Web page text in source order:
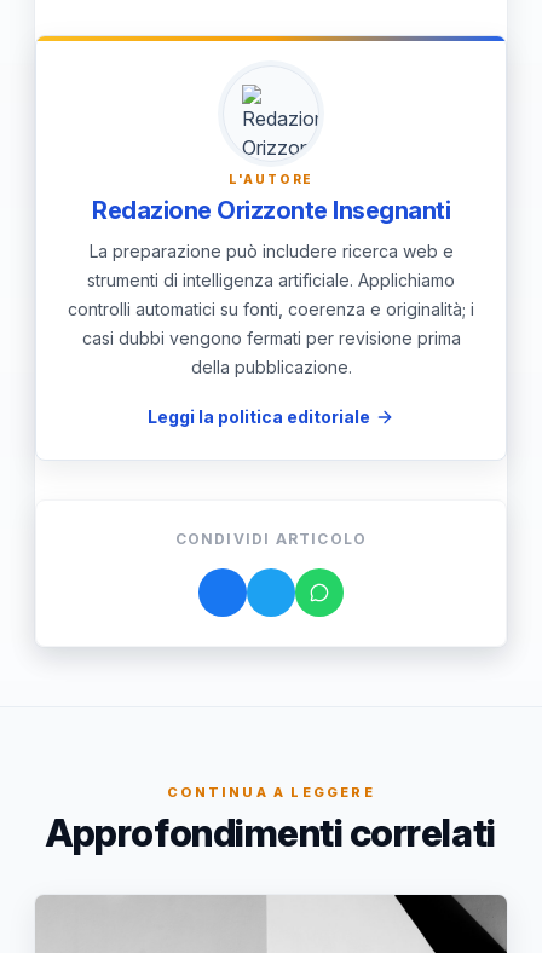
ricerca di angoli in diversi oggetti e
discutere i concetti in gruppo per
approfondire la loro comprensione.
L'AUTORE
Redazione Orizzonte Insegnanti
La preparazione può includere ricerca web e
strumenti di intelligenza artificiale. Applichiamo
controlli automatici su fonti, coerenza e originalità; i
casi dubbi vengono fermati per revisione prima
della pubblicazione.
Leggi la politica editoriale
CONDIVIDI ARTICOLO
CONTINUA A LEGGERE
Approfondimenti correlati